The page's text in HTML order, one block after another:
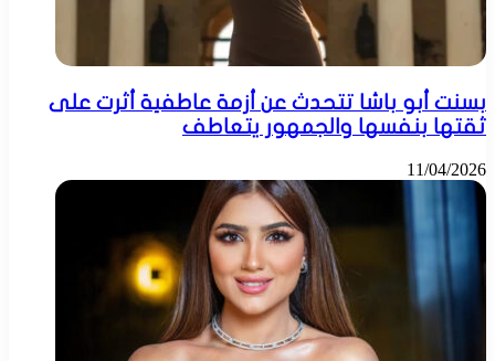
بسنت أبو باشا تتحدث عن أزمة عاطفية أثرت على
ثقتها بنفسها والجمهور يتعاطف
11/04/2026